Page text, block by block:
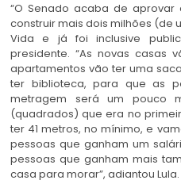
“O Senado acaba de
construir mais dois milhões (de
Vida e já foi inclusive
presidente. “As novas casas
apartamentos vão ter uma
ter biblioteca, para que as
metragem será um pouco
(quadrados) que era no
ter 41 metros, no mínimo, e
pessoas que ganham um
pessoas que ganham mais
casa para morar”, adiantou Lula.